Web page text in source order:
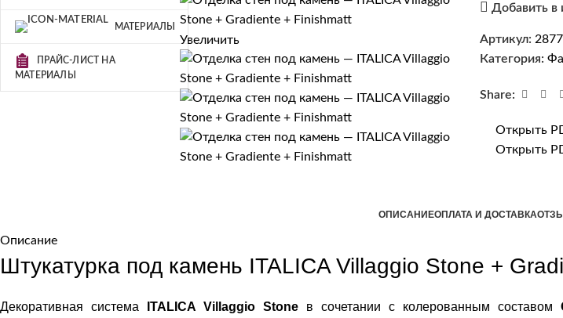
МАТЕРИАЛЫ
ПРАЙС-ЛИСТ НА
МАТЕРИАЛЫ
Увеличить
Добавить в
Артикул:
Категория:
Share:
Открыть
Открыть
ОПИСАНИЕОПЛАТА И ДОСТАВКА
Описание
Штукатурка под камень ITALICA Villaggio Stone +
Декоративная система ITALICA Villaggio Stone в сочетании с колерованным составом